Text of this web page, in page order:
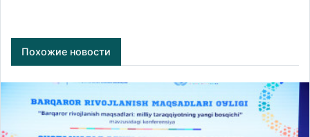
Похожие новости